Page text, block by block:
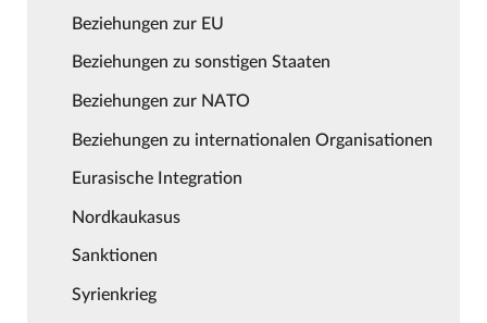
Beziehungen zur EU
Beziehungen zu sonstigen Staaten
Beziehungen zur NATO
Beziehungen zu internationalen Organisationen
Eurasische Integration
Nordkaukasus
Sanktionen
Syrienkrieg